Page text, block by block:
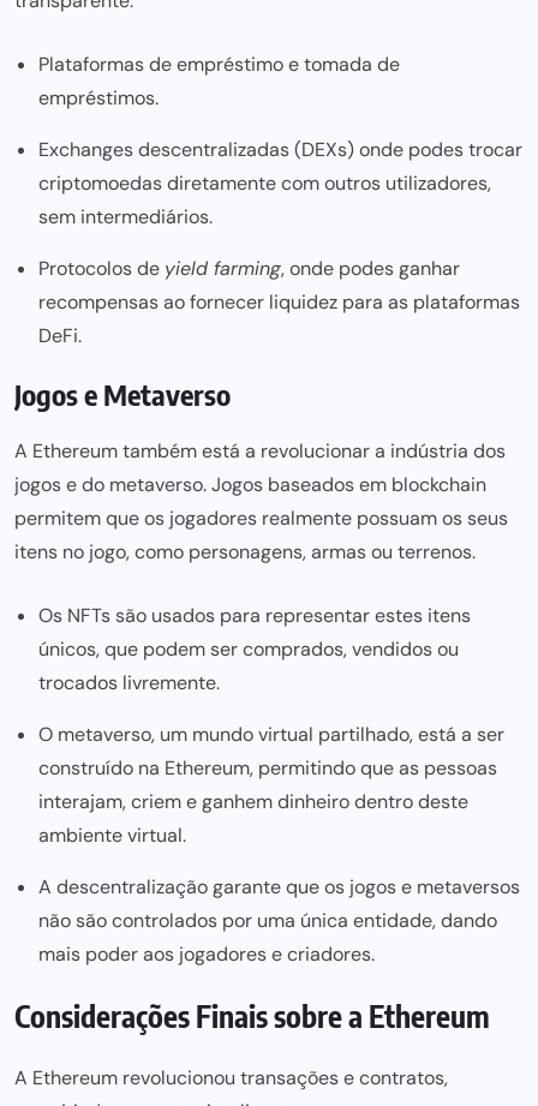
Plataformas de empréstimo e tomada de
empréstimos.
Exchanges descentralizadas (DEXs) onde podes trocar
criptomoedas diretamente com outros utilizadores,
sem intermediários.
Protocolos de yield farming, onde podes ganhar
recompensas ao fornecer liquidez para as plataformas
DeFi.
Jogos e Metaverso
A Ethereum também está a revolucionar a indústria dos
jogos e do metaverso. Jogos baseados em blockchain
permitem que os jogadores realmente possuam os seus
itens no jogo, como personagens, armas ou terrenos.
Os NFTs são usados para representar estes itens
únicos, que podem ser comprados, vendidos ou
trocados livremente.
O metaverso, um mundo virtual partilhado, está a ser
construído na Ethereum, permitindo que as pessoas
interajam, criem e ganhem dinheiro dentro deste
ambiente virtual.
A descentralização garante que os jogos e metaversos
não são controlados por uma única entidade, dando
mais poder aos jogadores e criadores.
Considerações Finais sobre a Ethereum
A Ethereum revolucionou transações e contratos,